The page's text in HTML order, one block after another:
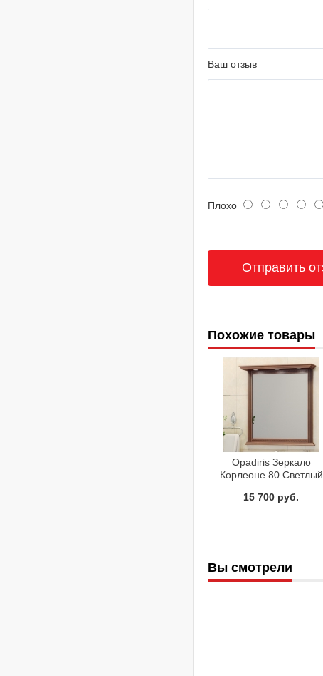
Ваш отзыв
Плохо
Похожие товары
Opadiris Зеркало
Корлеоне 80 Светлый
15 700 руб.
Вы смотрели